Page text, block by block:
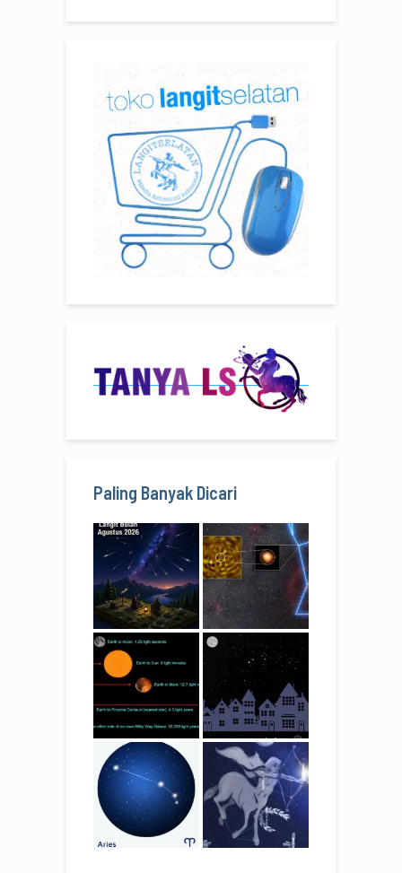
Paling Banyak Dicari